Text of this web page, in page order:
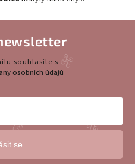
souhlasíte s
osobních údajů
se